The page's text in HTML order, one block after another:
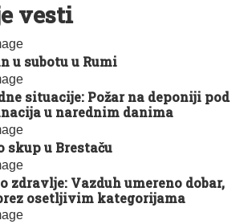
vesti
u subotu u Rumi
situacije: Požar na deponiji pod
u narednim danima
skup u Brestaču
zdravlje: Vazduh umereno dobar,
osetljivim kategorijama